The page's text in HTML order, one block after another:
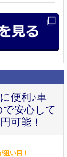
便利♪車
で安心して
可能！
狙い目！